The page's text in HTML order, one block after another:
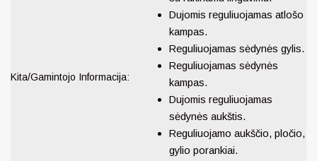
Kita/Gamintojo Informacija:
Dujomis reguliuojamas atlošo
kampas.
Reguliuojamas sėdynės gylis.
Reguliuojamas sėdynės
kampas.
Dujomis reguliuojamas
sėdynės aukštis.
Reguliuojamo aukščio, pločio,
gylio porankiai.